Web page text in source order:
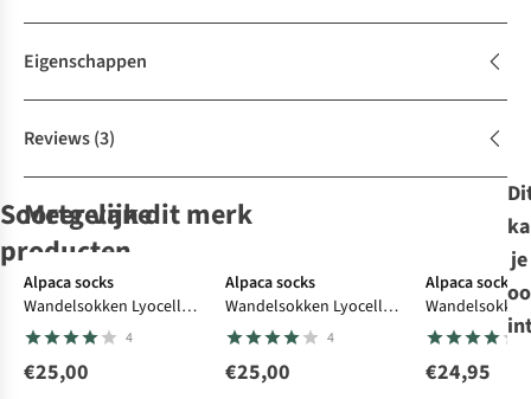
Eigenschappen
Reviews(3)
Soortgelijke
producten
Ayacucho
Wandelsokken
Ultra Light Mini 2-
Ayacucho
Wandelsokken
Ultra Light Crew
2-Pack
Ayacucho
Wandelsokken
Ultra Light Mini 2-
Pack
FALKE
Kous Tk5
Invisible
Meer van dit merk
Alpaca socks
Wandelsokken Lyocell
Tech Crew 2-Pack
4
€25,00
Alpaca socks
Wandelsokken Lyocell
Tech Crew 2-Pack
4
€25,00
Alpaca socks
Wandelsokken
Compression
€24,95
je